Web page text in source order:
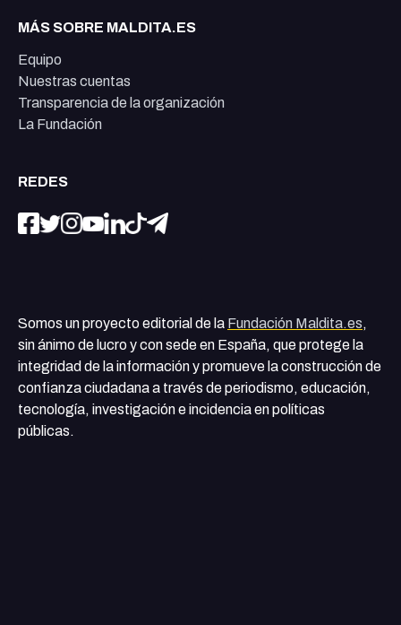
MÁS SOBRE MALDITA.ES
Equipo
Nuestras cuentas
Transparencia de la organización
La Fundación
REDES
Somos un proyecto editorial de la Fundación Maldita.es,
sin ánimo de lucro y con sede en España, que protege la
integridad de la información y promueve la construcción de
confianza ciudadana a través de periodismo, educación,
tecnología, investigación e incidencia en políticas
públicas.